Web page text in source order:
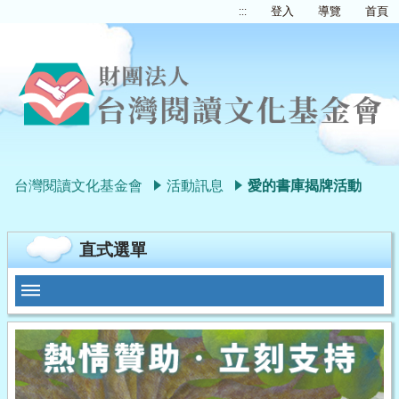
::: 登入 導覽 首頁
台灣閱讀文化基金會 活動訊息 愛的書庫揭牌活動
直式選單